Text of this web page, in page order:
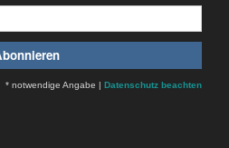
* notwendige Angabe | Datenschutz beachten